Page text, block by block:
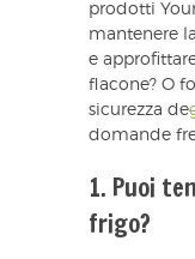
prodotti
mantenere
e
flacone? O
sicurezza de
domande
1. Puoi
frigo?